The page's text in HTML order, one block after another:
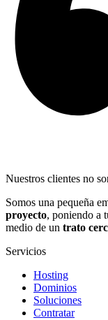
Nuestros clientes no
Somos una pequeña
proyecto, poniendo a
medio de un trato
Servicios
Hosting
Dominios
Soluciones
Contratar